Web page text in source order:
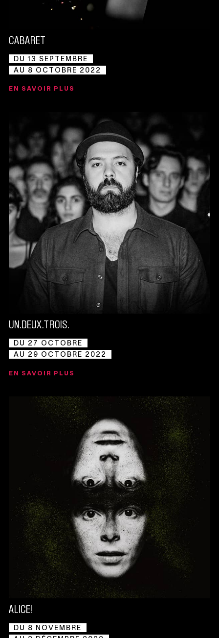
CABARET
DU 13 SEPTEMBRE
AU 8 OCTOBRE 2022
EN SAVOIR PLUS
UN.DEUX.TROIS.
DU 27 OCTOBRE
AU 29 OCTOBRE 2022
EN SAVOIR PLUS
ALICE!
DU 8 NOVEMBRE